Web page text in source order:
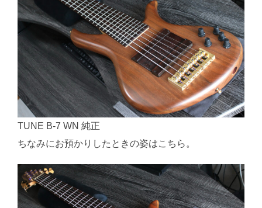
TUNE B-7 WN 純正
ちなみにお預かりしたときの姿はこちら。